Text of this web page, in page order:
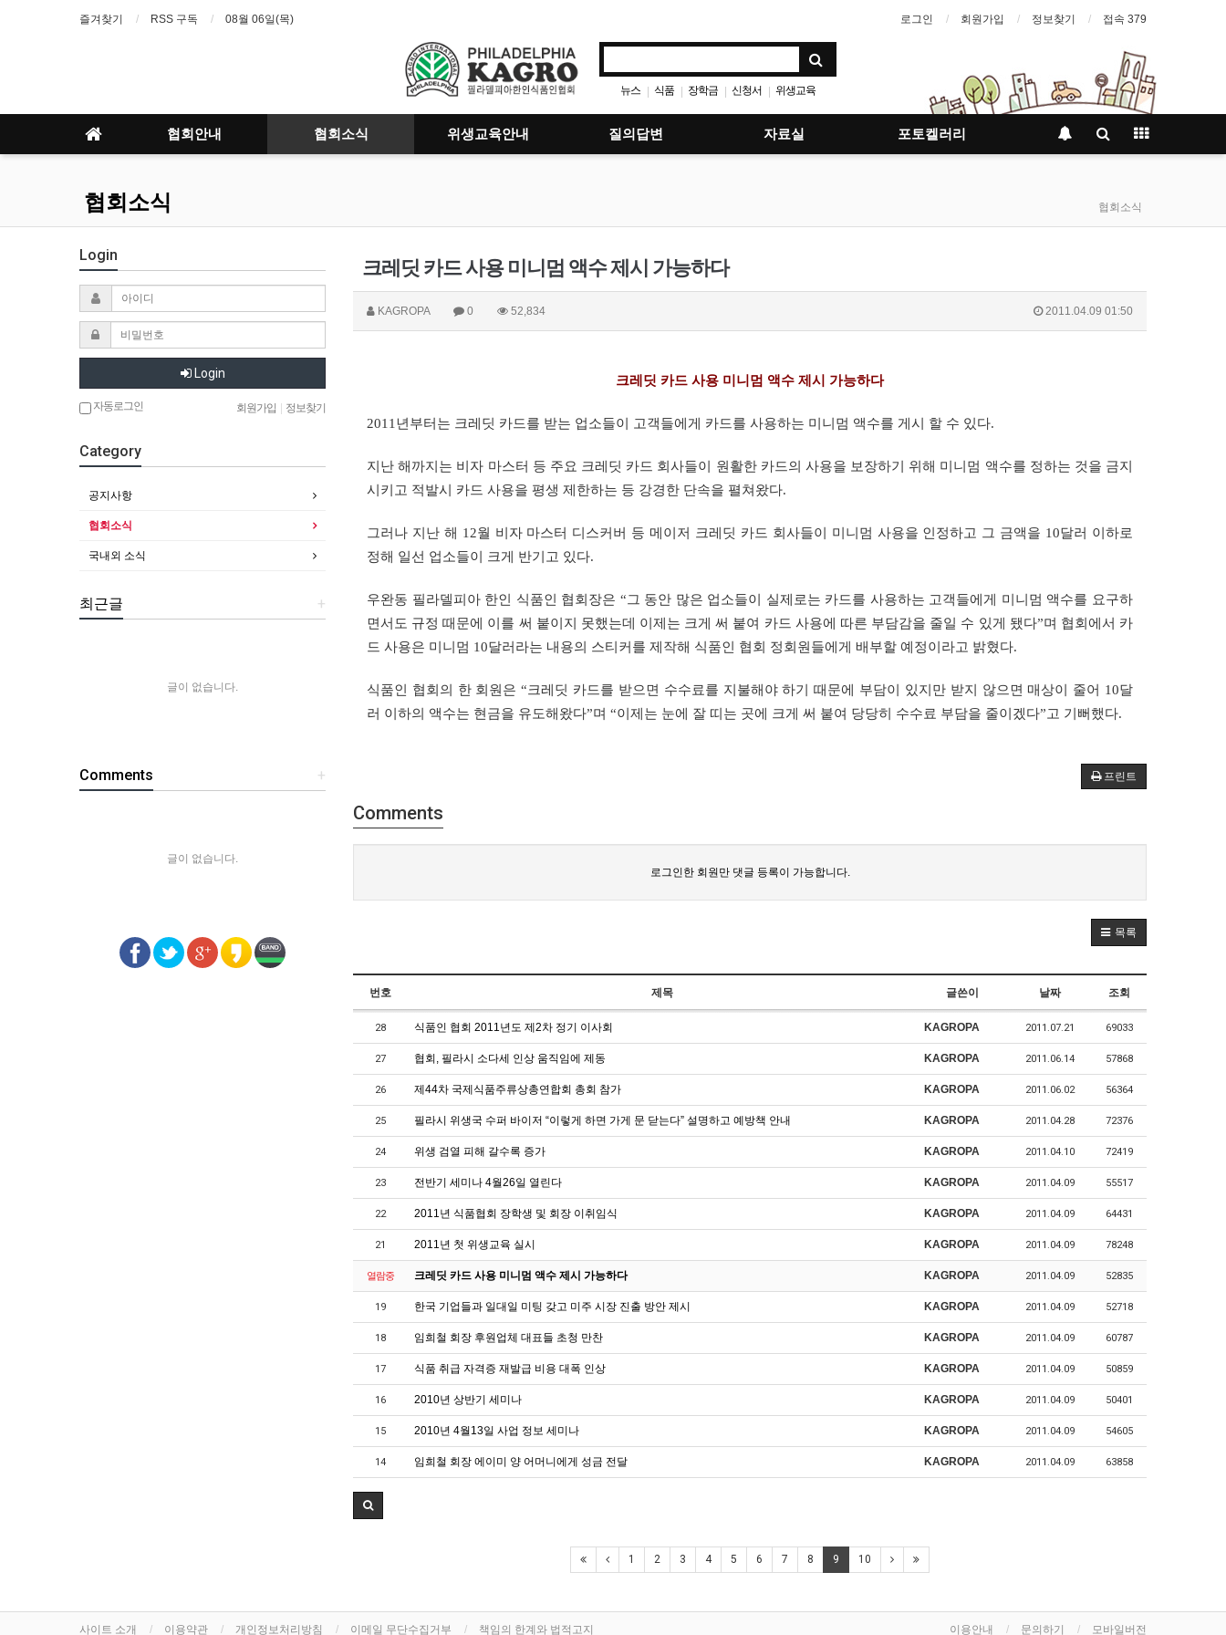
즐겨찾기 RSS 구독 08월 06일(목) 로그인 회원가입 정보찾기 접속 379
뉴스 | 식품 | 장학금 | 신청서 | 위생교육
협회안내 협회소식 위생교육안내 질의답변 자료실 포토켈러리
협회소식 협회소식
크레딧 카드 사용 미니멈 액수 제시 가능하다
KAGROPA 0 52,834 2011.04.09 01:50
크레딧 카드 사용 미니멈 액수 제시 가능하다
2011년부터는 크레딧 카드를 받는 업소들이 고객들에게 카드를 사용하는 미니멈 액수를 게시 할 수 있다.
지난 해까지는 비자 마스터 등 주요 크레딧 카드 회사들이 원활한 카드의 사용을 보장하기 위해 미니멈 액수를 정하는 것을 금지
시키고 적발시 카드 사용을 평생 제한하는 등 강경한 단속을 펼쳐왔다.
그러나 지난 해 12월 비자 마스터 디스커버 등 메이저 크레딧 카드 회사들이 미니멈 사용을 인정하고 그 금액을 10달러 이하로
정해 일선 업소들이 크게 반기고 있다.
우완동 필라델피아 한인 식품인 협회장은 “그 동안 많은 업소들이 실제로는 카드를 사용하는 고객들에게 미니멈 액수를 요구하
면서도 규정 때문에 이를 써 붙이지 못했는데 이제는 크게 써 붙여 카드 사용에 따른 부담감을 줄일 수 있게 됐다”며 협회에서 카
드 사용은 미니멈 10달러라는 내용의 스티커를 제작해 식품인 협회 정회원들에게 배부할 예정이라고 밝혔다.
식품인 협회의 한 회원은 “크레딧 카드를 받으면 수수료를 지불해야 하기 때문에 부담이 있지만 받지 않으면 매상이 줄어 10달
러 이하의 액수는 현금을 유도해왔다”며 “이제는 눈에 잘 띠는 곳에 크게 써 붙여 당당히 수수료 부담을 줄이겠다”고 기뻐했다.
프린트
Comments
로그인한 회원만 댓글 등록이 가능합니다.
목록
번호 제목 글쓴이 날짜 조회
28 식품인 협회 2011년도 제2차 정기 이사회 KAGROPA 2011.07.21 69033
27 협회, 필라시 소다세 인상 움직임에 제동 KAGROPA 2011.06.14 57868
26 제44차 국제식품주류상총연합회 총회 참가 KAGROPA 2011.06.02 56364
25 필라시 위생국 수퍼 바이저 “이렇게 하면 가게 문 닫는다” 설명하고 예방책 안내 KAGROPA 2011.04.28 72376
24 위생 검열 피해 갈수록 증가 KAGROPA 2011.04.10 72419
23 전반기 세미나 4월26일 열린다 KAGROPA 2011.04.09 55517
22 2011년 식품협회 장학생 및 회장 이취임식 KAGROPA 2011.04.09 64431
21 2011년 첫 위생교육 실시 KAGROPA 2011.04.09 78248
열람중 크레딧 카드 사용 미니멈 액수 제시 가능하다 KAGROPA 2011.04.09 52835
19 한국 기업들과 일대일 미팅 갖고 미주 시장 진출 방안 제시 KAGROPA 2011.04.09 52718
18 임희철 회장 후원업체 대표들 초청 만찬 KAGROPA 2011.04.09 60787
17 식품 취급 자격증 재발급 비용 대폭 인상 KAGROPA 2011.04.09 50859
16 2010년 상반기 세미나 KAGROPA 2011.04.09 50401
15 2010년 4월13일 사업 정보 세미나 KAGROPA 2011.04.09 54605
14 임희철 회장 에이미 양 어머니에게 성금 전달 KAGROPA 2011.04.09 63858
1 2 3 4 5 6 7 8 9 10
Login
Login
자동로그인 회원가입 정보찾기
Category
공지사항
협회소식
국내외 소식
+
최근글
글이 없습니다.
+
Comments
글이 없습니다.
사이트 소개 이용약관 개인정보처리방침 이메일 무단수집거부 책임의 한계와 법적고지 이용안내 문의하기 모바일버전